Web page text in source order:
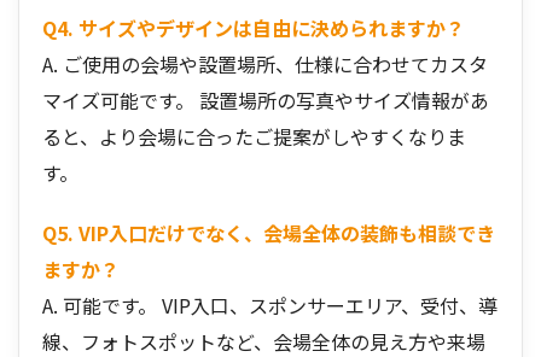
Q4. サイズやデザインは自由に決められますか？
A. ご使用の会場や設置場所、仕様に合わせてカスタ
マイズ可能です。 設置場所の写真やサイズ情報があ
ると、より会場に合ったご提案がしやすくなりま
す。
Q5. VIP入口だけでなく、会場全体の装飾も相談でき
ますか？
A. 可能です。 VIP入口、スポンサーエリア、受付、導
線、フォトスポットなど、会場全体の見え方や来場